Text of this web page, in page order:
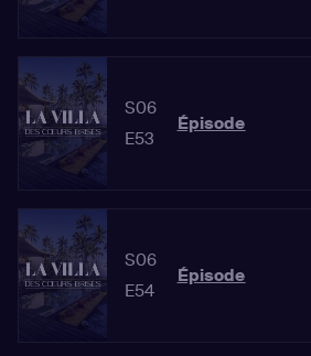
S06
E53
Épisode
S06
E54
Épisode